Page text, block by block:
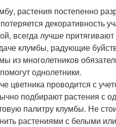
растения постепенно
декоративность
всегда лучше
клумбы, радующие
из многолетников
однолетники.
проводится с
подбирают растения с
палитру клумбы. Не
растениями с белыми